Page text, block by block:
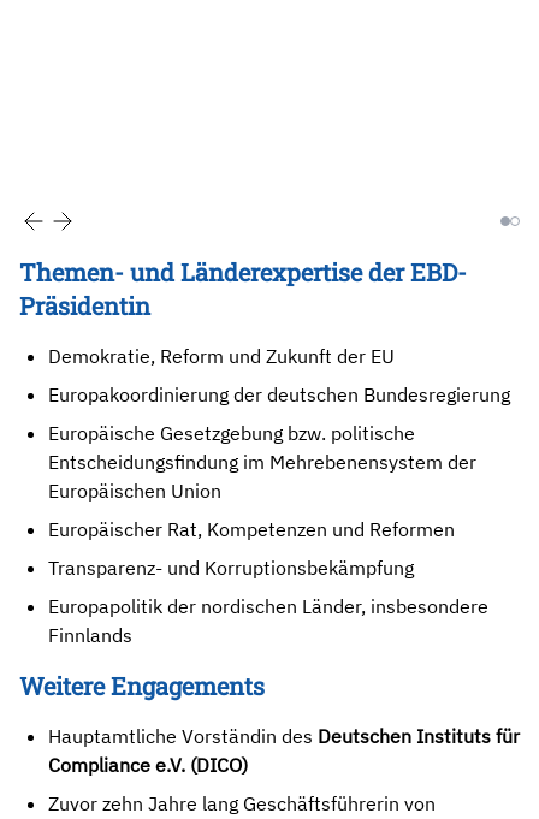
Themen- und Länderexpertise der EBD-
Präsidentin
Demokratie, Reform und Zukunft der EU
Europakoordinierung der deutschen Bundesregierung
Europäische Gesetzgebung bzw. politische
Entscheidungsfindung im Mehrebenensystem der
Europäischen Union
Europäischer Rat, Kompetenzen und Reformen
Transparenz- und Korruptionsbekämpfung
Europapolitik der nordischen Länder, insbesondere
Finnlands
Weitere Engagements
Hauptamtliche Vorständin des Deutschen Instituts für
Compliance e.V. (DICO)
Zuvor zehn Jahre lang Geschäftsführerin von